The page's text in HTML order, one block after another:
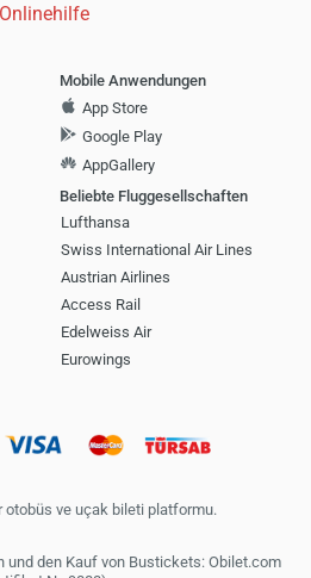
Onlinehilfe
Mobile Anwendungen
App Store
Google Play
AppGallery
Beliebte Fluggesellschaften
Lufthansa
Swiss International Air Lines
Austrian Airlines
Access Rail
Edelweiss Air
Eurowings
otobüs ve uçak bileti platformu.
und den Kauf von Bustickets: Obilet.com